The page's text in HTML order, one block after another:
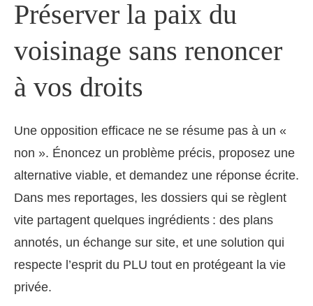
Préserver la paix du
voisinage sans renoncer
à vos droits
Une opposition efficace ne se résume pas à un «
non ». Énoncez un problème précis, proposez une
alternative viable, et demandez une réponse écrite.
Dans mes reportages, les dossiers qui se règlent
vite partagent quelques ingrédients : des plans
annotés, un échange sur site, et une solution qui
respecte l’esprit du PLU tout en protégeant la vie
privée.